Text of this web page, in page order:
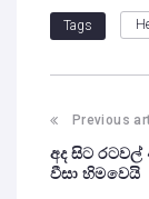
Tags
Previous
අද සිට
වීසා හිමවෙයි